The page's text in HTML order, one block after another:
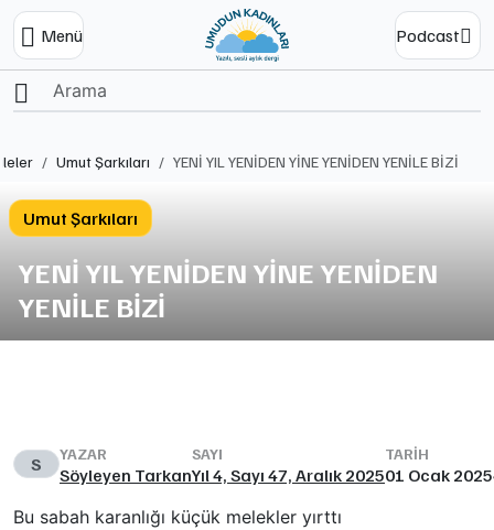
Menü Podcast
Ana SayfaUmut Şarkıları YENİ YIL YENİDEN YİNE YENİDEN YENİLE BİZİ
Umut Şarkıları
YENİ YIL YENİDEN YİNE YENİDEN
YENİLE BİZİ
S YAZAR
Söyleyen Tarkan
SAYI
Yıl 4, Sayı 47, Aralık 2025
TARIH
01 Ocak 2025
Bu sabah karanlığı küçük melekler yırttı